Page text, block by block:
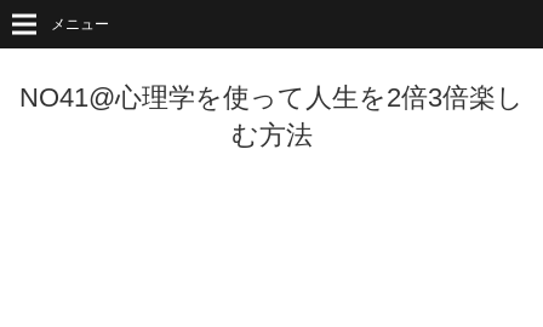
NO41@心理学を使って人生を2倍3倍楽し
む方法
メニュー